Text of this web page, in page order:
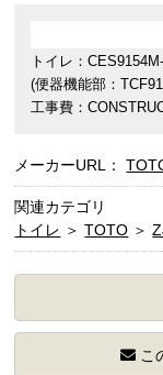
トイレ：
(便器機能部：
工事費：
メーカーURL：
関連カテゴリ
トイレ ＞ TOTO ＞
こ